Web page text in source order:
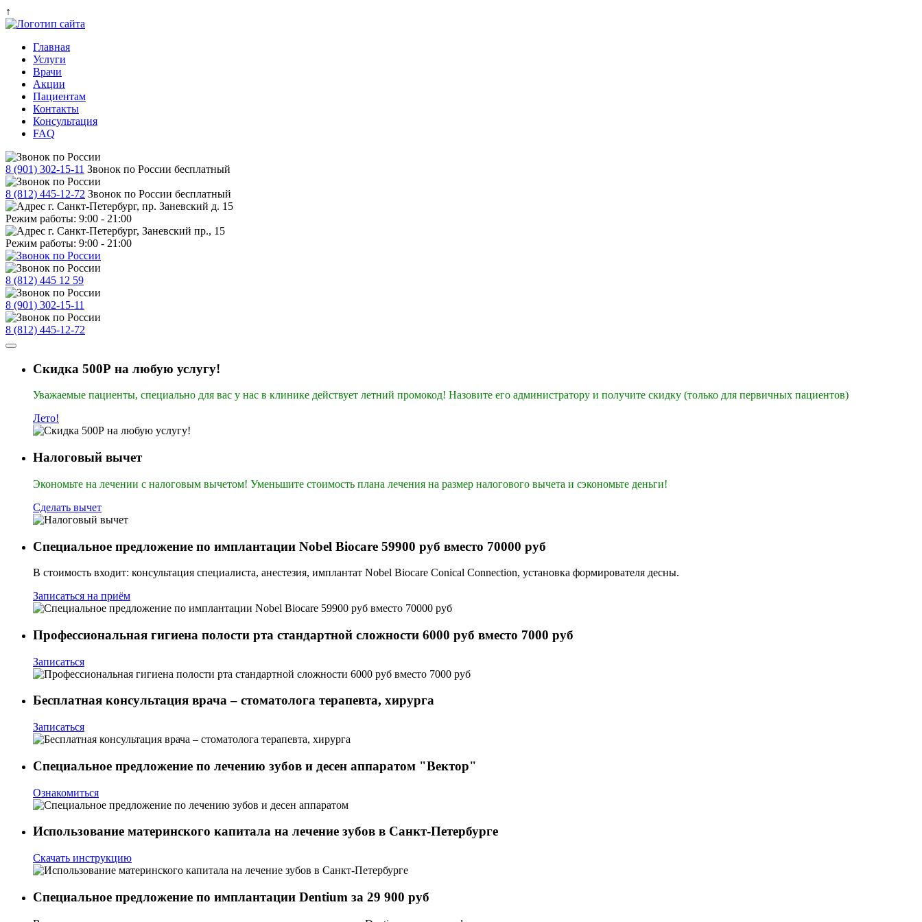
↑
Главная
Услуги
Врачи
Акции
Пациентам
Контакты
Консультация
FAQ
8 (901) 302-15-11 Звонок по России бесплатный
8 (812) 445-12-72 Звонок по России бесплатный
г. Санкт-Петербург, пр. Заневский д. 15
Режим работы: 9:00 - 21:00
г. Санкт-Петербург, Заневский пр., 15
Режим работы: 9:00 - 21:00
8 (812) 445 12 59
8 (901) 302-15-11
8 (812) 445-12-72
Скидка 500Р на любую услугу!
Уважаемые пациенты, специально для вас у нас в клинике действует летний промокод! Назовите его администратору и получите скидку (только для первичных пациентов)
Лето!
Налоговый вычет
Экономьте на лечении с налоговым вычетом! Уменьшите стоимость плана лечения на размер налогового вычета и сэкономьте деньги!
Сделать вычет
Специальное предложение по имплантации Nobel Biocare 59900 руб вместо 70000 руб
В стоимость входит: консультация специалиста, анестезия, имплантат Nobel Biocare Conical Connection, установка формирователя десны.
Записаться на приём
Профессиональная гигиена полости рта стандартной сложности 6000 руб вместо 7000 руб
Записаться
Бесплатная консультация врача – стоматолога терапевта, хирурга
Записаться
Специальное предложение по лечению зубов и десен аппаратом "Вектор"
Ознакомиться
Использование материнского капитала на лечение зубов в Санкт-Петербурге
Скачать инструкцию
Специальное предложение по имплантации Dentium за 29 900 руб